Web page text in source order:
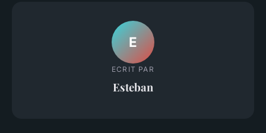
E
ECRIT PAR
Esteban